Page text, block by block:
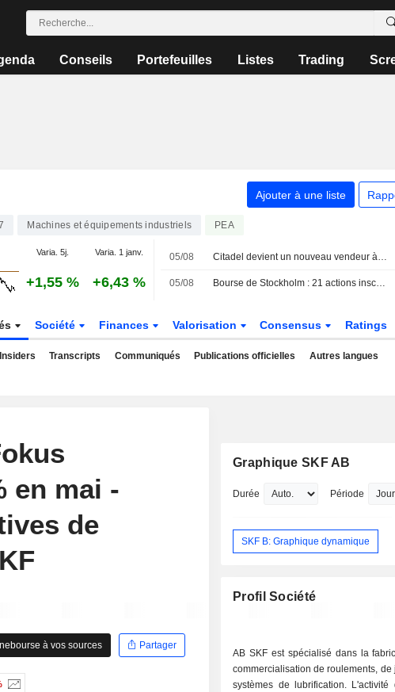
Conseils Portefeuilles Listes Trading
Ajouter à une liste
Machines et équipements industriels PEA
Varia. 5j. Varia. 1 janv.
+1,55 % +6,43 %
05/08 Citadel devient un nouveau vendeur à découvert déclaré chez SKF
05/08 Bourse de Stockholm : 21 actions inscrivent un nouveau plus haut sur 52 semaines ce jour
Société Finances Valorisation Consensus Ratings
Insiders Transcripts Communiqués Publications officielles Autres langues
en mai -
de
à vos sources
Partager
Graphique SKF AB
Durée Période
SKF B: Graphique dynamique
Profil Société
AB SKF est spécialisé dans la
commercialisation de roulements, de
systèmes de lubrification. L'activité